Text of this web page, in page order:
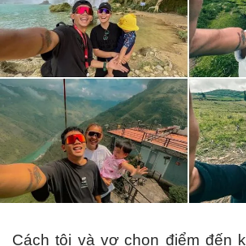
Cách tôi và vợ chọn điểm đến